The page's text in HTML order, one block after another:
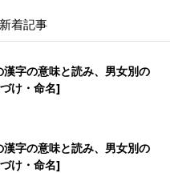
着記事
漢字の意味と読み、男女別の
け・命名]
漢字の意味と読み、男女別の
け・命名]